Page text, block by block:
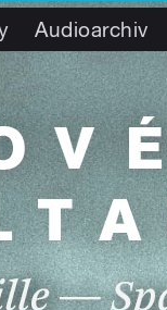
Audioarchiv